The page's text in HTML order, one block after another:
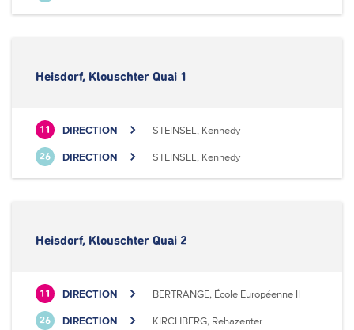
Heisdorf, Klouschter Quai 1
11 DIRECTION STEINSEL, Kennedy
26 DIRECTION STEINSEL, Kennedy
Heisdorf, Klouschter Quai 2
11 DIRECTION BERTRANGE, École Européenne II
26 DIRECTION KIRCHBERG, Rehazenter